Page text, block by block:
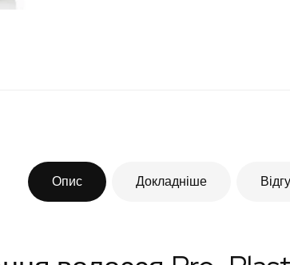
Опис Докладніше